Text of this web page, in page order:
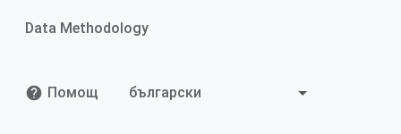
Data Methodology
Помощ